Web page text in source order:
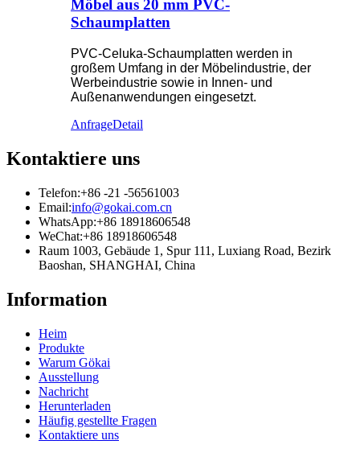
Möbel aus 20 mm PVC-
Schaumplatten
PVC-Celuka-Schaumplatten werden in
großem Umfang in der Möbelindustrie, der
Werbeindustrie sowie in Innen- und
Außenanwendungen eingesetzt.
AnfrageDetail
Kontaktiere uns
Telefon:+86 -21 -56561003
Email:info@gokai.com.cn
WhatsApp:+86 18918606548
WeChat:+86 18918606548
Raum 1003, Gebäude 1, Spur 111, Luxiang Road, Bezirk
Baoshan, SHANGHAI, China
Information
Heim
Produkte
Warum Gökai
Ausstellung
Nachricht
Herunterladen
Häufig gestellte Fragen
Kontaktiere uns